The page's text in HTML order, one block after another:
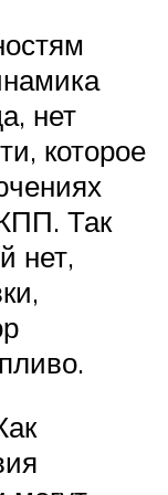
нет
которое
Так
нет,